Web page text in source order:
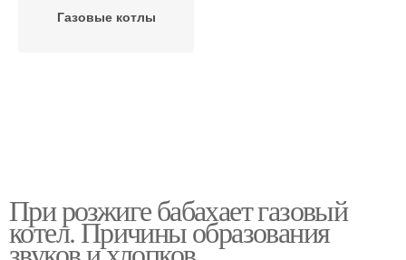
Газовые котлы
При розжиге бабахает газовый
котел. Причины образования